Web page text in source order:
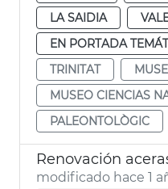
LA SAIDIA
EN PORTADA
TRINITAT
MUSEO CIENCIAS
PALEONTOLÒGIC
Renovación
modificado hace 1